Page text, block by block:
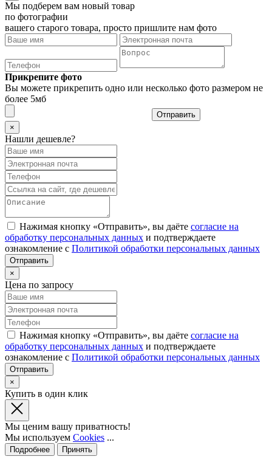
Мы подберем вам новый товар
по фотографии
вашего старого товара, просто пришлите нам фото
Прикрепите фото
Вы можете прикрепить одно или несколько фото размером не
более 5мб
Отправить
×
Нашли дешевле?
Нажимая кнопку «Отправить», вы даёте согласие на
обработку персональных данных и подтверждаете
ознакомление с Политикой обработки персональных данных
×
Цена по запросу
Нажимая кнопку «Отправить», вы даёте согласие на
обработку персональных данных и подтверждаете
ознакомление с Политикой обработки персональных данных
×
Купить в один клик
Мы ценим вашу приватность!
Мы используем Cookies ...
Подробнее Принять